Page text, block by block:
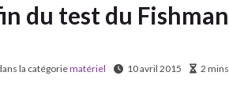
du test du Fishman
la catégoriematériel 10 avril 2015 2